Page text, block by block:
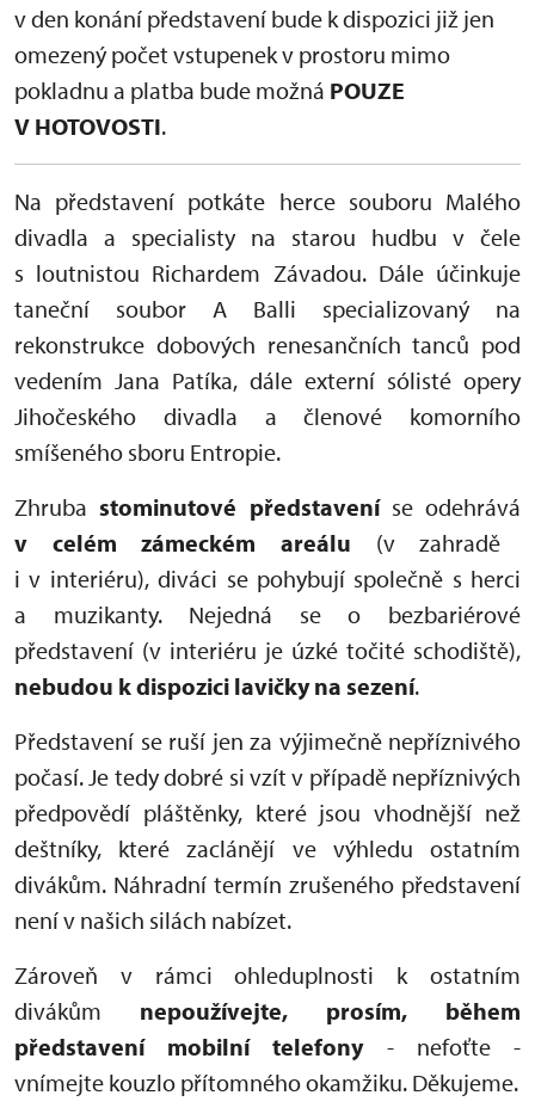
v den konání představení bude k dispozici již jen
omezený počet vstupenek v prostoru mimo
pokladnu a platba bude možná POUZE
V HOTOVOSTI.
Na představení potkáte herce souboru Malého
divadla a specialisty na starou hudbu v čele
s loutnistou Richardem Závadou. Dále účinkuje
taneční soubor A Balli specializovaný na
rekonstrukce dobových renesančních tanců pod
vedením Jana Patíka, dále externí sólisté opery
Jihočeského divadla a členové komorního
smíšeného sboru Entropie.
Zhruba stominutové představeníse odehrává
v celém zámeckém areálu (v zahradě
i v interiéru), diváci se pohybují společně s herci
a muzikanty. Nejedná se o bezbariérové
představení (v interiéru je úzké točité schodiště),
nebudou k dispozici lavičky na sezení.
Představení se ruší jen za výjimečně nepříznivého
počasí. Je tedy dobré si vzít v případě nepříznivých
předpovědí pláštěnky, které jsou vhodnější než
deštníky, které zaclánějí ve výhledu ostatním
divákům. Náhradní termín zrušeného představení
není v našich silách nabízet.
Zároveň v rámci ohleduplnosti k ostatním
divákům nepoužívejte, prosím, během
představení mobilní telefony- nefoťte -
vnímejte kouzlo přítomného okamžiku. Děkujeme.